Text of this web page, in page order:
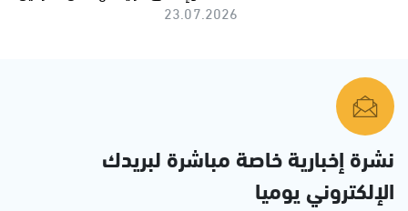
23.07.2026
نشرة إخبارية خاصة مباشرة لبريدك
الإلكتروني يوميا